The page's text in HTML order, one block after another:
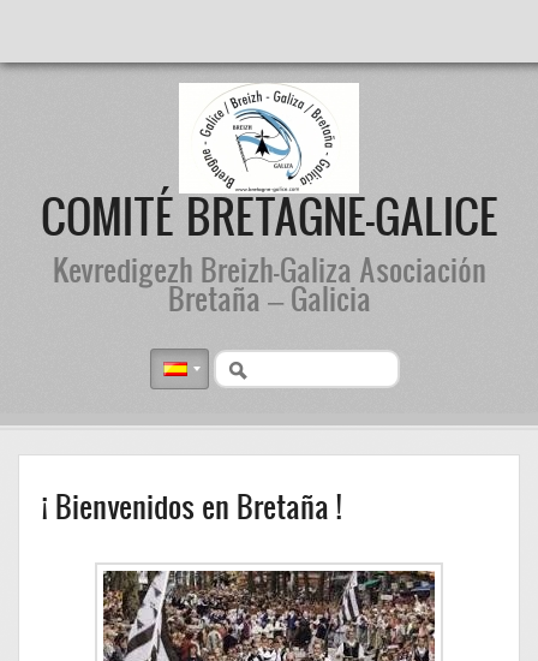
COMITÉ BRETAGNE-GALICE
Kevredigezh Breizh-Galiza Asociación
Bretaña – Galicia
en Bretaña !